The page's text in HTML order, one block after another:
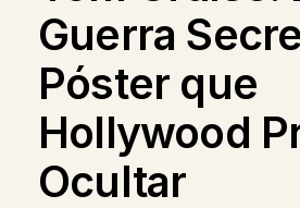
Guerra
Póster que
Hollywood
Ocultar